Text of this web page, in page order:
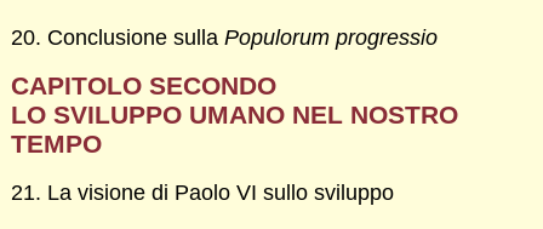
20. Conclusione sulla Populorum progressio
CAPITOLO SECONDO
LO SVILUPPO UMANO NEL NOSTRO
TEMPO
21. La visione di Paolo VI sullo sviluppo